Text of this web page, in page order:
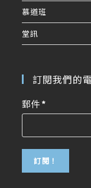
慕道班
堂訊
訂閱我們的
郵件*